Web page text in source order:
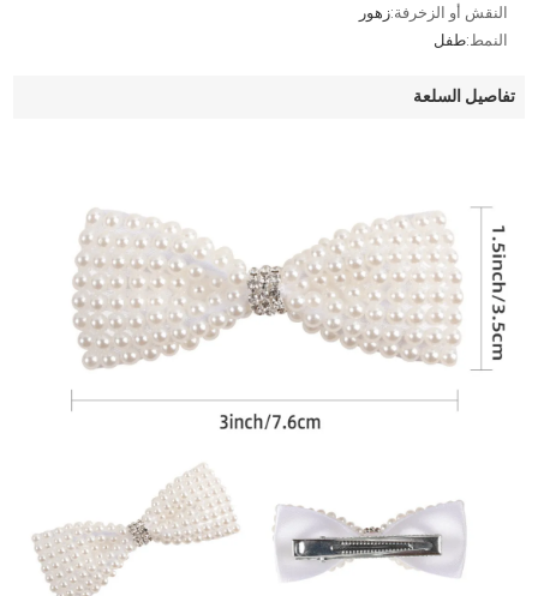
النقش أو الزخرفة:زهور
النمط:طفل
تفاصيل السلعة